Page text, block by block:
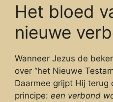
Het bloed
nieuwe
Wanneer Jezus de
over “het Nieuwe
Daarmee grijpt Hij terug
principe: een verbond